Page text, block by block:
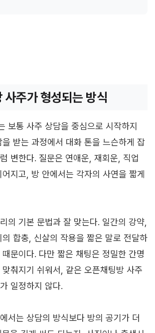
사주가 형성되는 방식
보통 사주 상담을 중심으로 시작하지
받는 과정에서 대화 톤을 느슨하게 잡
변한다. 질문은 연애운, 재회운, 직업
지고, 방 안에서는 각자의 사연을 짧게
의 기본 문법과 잘 맞는다. 일간의 강약,
합충, 신살의 작용을 짧은 말로 전달하
문이다. 다만 짧은 채팅은 정밀한 간명
춰지기 쉬워서, 같은 오픈채팅방 사주
일정하지 않다.
서는 상담의 방식보다 방의 공기가 더